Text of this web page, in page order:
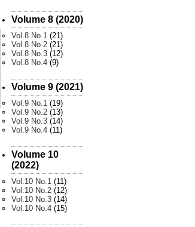
Volume 8 (2020)
Vol.8 No.1 (21)
Vol.8 No.2 (21)
Vol.8 No.3 (12)
Vol.8 No.4 (9)
Volume 9 (2021)
Vol.9 No.1 (19)
Vol.9 No.2 (13)
Vol.9 No.3 (14)
Vol.9 No.4 (11)
Volume 10
(2022)
Vol.10 No.1 (11)
Vol.10 No.2 (12)
Vol.10 No.3 (14)
Vol.10 No.4 (15)